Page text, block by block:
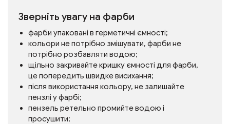
Зверніть увагу на фарби
фарби упаковані в герметичні ємності;
кольори не потрібно змішувати, фарби не
потрібно розбавляти водою;
щільно закривайте кришку ємності для фарби,
це попередить швидке висихання;
після використання кольору, не залишайте
пензлі у фарбі;
пензель ретельно промийте водою і
просушити;